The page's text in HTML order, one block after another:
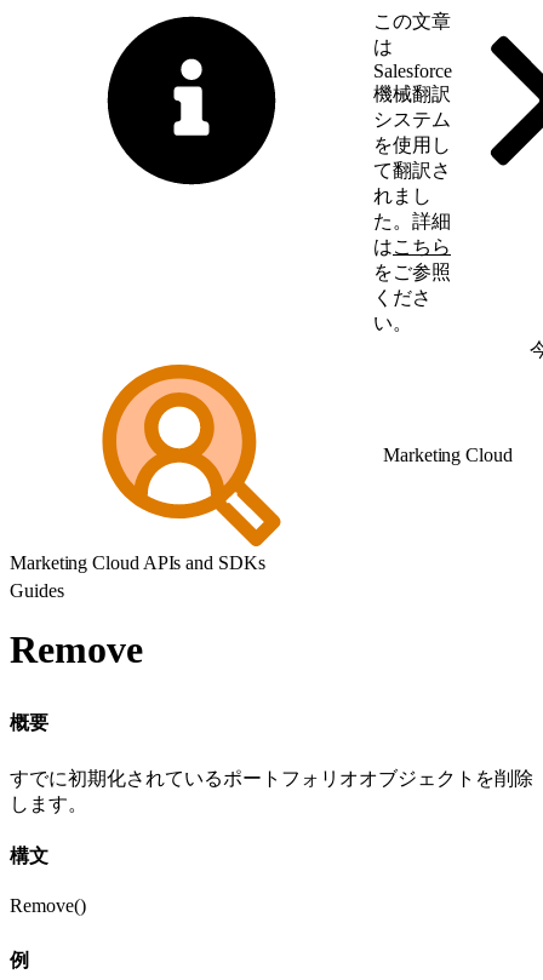
この文章
は
Salesforce
機械翻訳
システム
を使用し
て翻訳さ
れまし
た。詳細
はこちら
をご参照
くださ
い。
Marketing Cloud
Marketing Cloud APIs and SDKs
Guides
Remove
概要
すでに初期化されているポートフォリオオブジェクトを削除
します。
構文
Remove()
例